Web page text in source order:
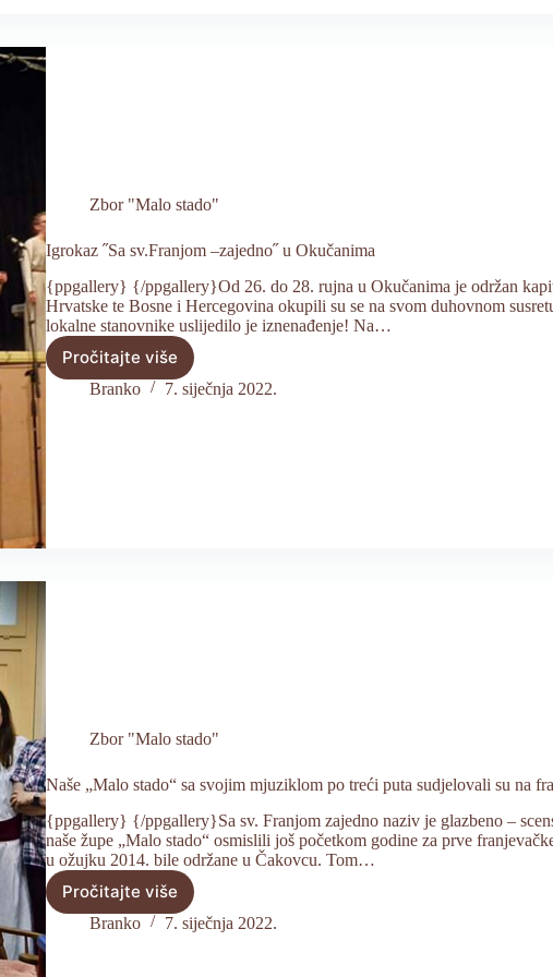
Zbor "Malo stado"
Igrokaz ˝Sa sv.Franjom –zajedno˝ u Okučanima
{ppgallery} {/ppgallery}Od 26. do 28. rujna u Okučanima je održan
Hrvatske te Bosne i Hercegovina okupili su se na svom duhovnom
lokalne stanovnike uslijedilo je iznenađenje! Na…
Pročitajte više
Igrokaz
˝Sa
Branko 7. siječnja 2022.
Zbor "Malo stado"
Naše „Malo stado“ sa svojim mjuziklom po treći puta sudjelovali su na
{ppgallery} {/ppgallery}Sa sv. Franjom zajedno naziv je glazbeno –
naše župe „Malo stado“ osmislili još početkom godine za prve
u ožujku 2014. bile održane u Čakovcu. Tom…
Pročitajte više
Naše
„Malo
Branko 7. siječnja 2022.